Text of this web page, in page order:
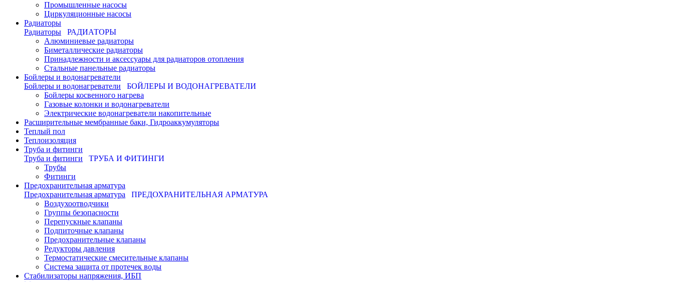
Промышленные насосы
Циркуляционные насосы
Радиаторы
Радиаторы
РАДИАТОРЫ
Алюминиевые радиаторы
Биметаллические радиаторы
Принадлежности и аксессуары для радиаторов отопления
Стальные панельные радиаторы
Бойлеры и водонагреватели
Бойлеры и водонагреватели
БОЙЛЕРЫ И ВОДОНАГРЕВАТЕЛИ
Бойлеры косвенного нагрева
Газовые колонки и водонагреватели
Электрические водонагреватели накопительные
Расширительные мембранные баки, Гидроаккумуляторы
Теплый пол
Теплоизоляция
Труба и фитинги
Труба и фитинги
ТРУБА И ФИТИНГИ
Трубы
Фитинги
Предохранительная арматура
Предохранительная арматура
ПРЕДОХРАНИТЕЛЬНАЯ АРМАТУРА
Воздухоотводчики
Группы безопасности
Перепускные клапаны
Подпиточные клапаны
Предохранительные клапаны
Редукторы давления
Термостатические смесительные клапаны
Система защита от протечек воды
Стабилизаторы напряжения, ИБП